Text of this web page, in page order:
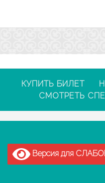
КУПИТЬ БИЛЕТ
СМОТРЕТЬ
Версия для